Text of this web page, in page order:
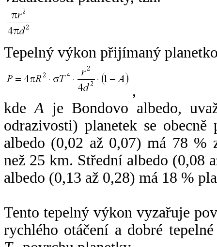
Tepelný výkon přijímaný
,
kdeA je Bondovo albedo,
odrazivosti) planetek se
albedo (0,02 až 0,07) má 78 %
než 25 km. Střední albedo (0,08
albedo (0,13 až 0,28) má 18 %
Tento tepelný výkon vyzařuje
rychlého otáčení a dobré